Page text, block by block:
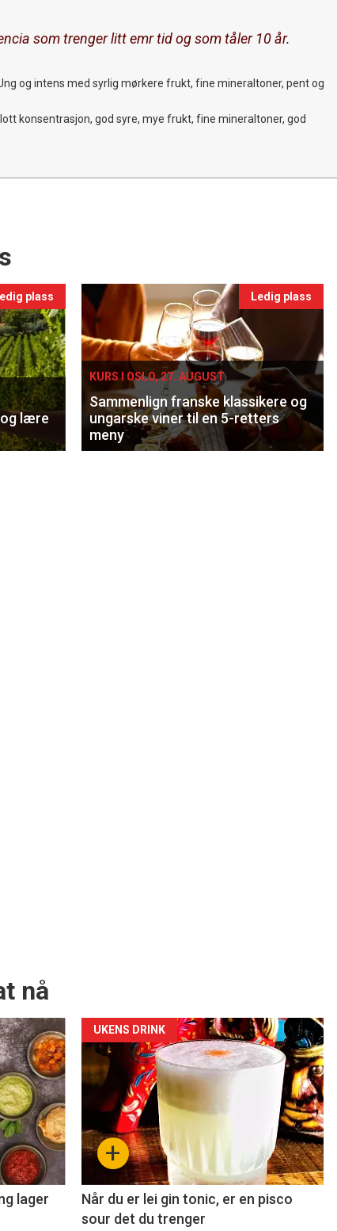
som trenger litt emr tid og som tåler 10 år.
og intens med syrlig mørkere frukt, fine mineraltoner, pent og
konsentrasjon, god syre, mye frukt, fine mineraltoner, god
plass
og lære
Ledig plass
KURS I OSLO, 27. AUGUST
Sammenlign franske klassikere og
ungarske viner til en 5-retters
meny
nå
lager
Forsiden
akkurat
nå
-
+
UKENS DRINK
Når du er lei gin tonic, er en pisco
sour det du trenger